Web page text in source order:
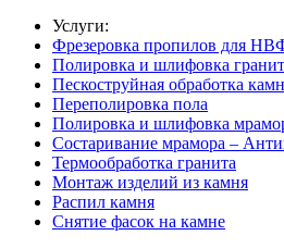
Услуги:
Фрезеровка пропилов для
Полировка и шлифовка
Пескоструйная обработка
Переполировка пола
Полировка и шлифовка
Состаривание мрамора –
Термообработка гранита
Монтаж изделий из камня
Распил камня
Снятие фасок на камне